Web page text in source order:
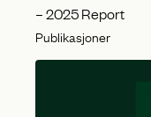
– 2025 Report
Publikasjoner